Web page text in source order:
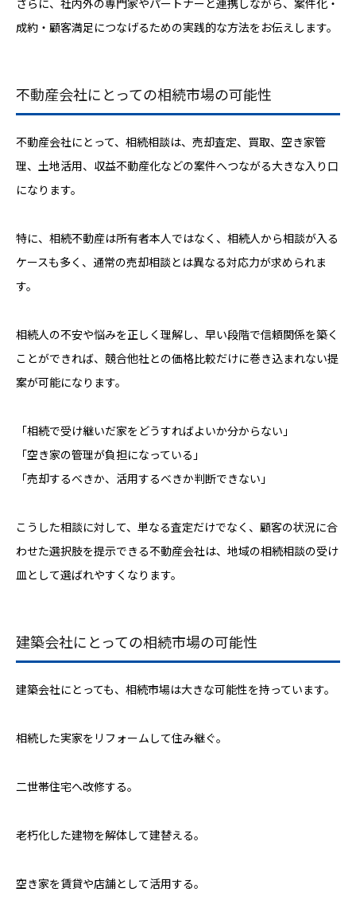
成約・顧客満足につなげるための実践的な方法をお伝えします。
不動産会社にとっての相続市場の可能性
不動産会社にとって、相続相談は、売却査定、買取、空き家管
理、土地活用、収益不動産化などの案件へつながる大きな入り口
になります。
特に、相続不動産は所有者本人ではなく、相続人から相談が入る
ケースも多く、通常の売却相談とは異なる対応力が求められま
す。
相続人の不安や悩みを正しく理解し、早い段階で信頼関係を築く
ことができれば、競合他社との価格比較だけに巻き込まれない提
案が可能になります。
「相続で受け継いだ家をどうすればよいか分からない」
「空き家の管理が負担になっている」
「売却するべきか、活用するべきか判断できない」
こうした相談に対して、単なる査定だけでなく、顧客の状況に合
わせた選択肢を提示できる不動産会社は、地域の相続相談の受け
皿として選ばれやすくなります。
建築会社にとっての相続市場の可能性
建築会社にとっても、相続市場は大きな可能性を持っています。
相続した実家をリフォームして住み継ぐ。
二世帯住宅へ改修する。
老朽化した建物を解体して建替える。
空き家を賃貸や店舗として活用する。